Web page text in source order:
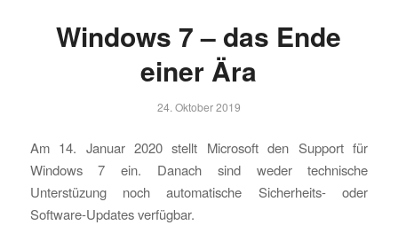
Windows 7 – das Ende
einer Ära
24. Oktober 2019
Am 14. Januar 2020 stellt Microsoft den Support für
Windows 7 ein. Danach sind weder technische
Unterstüzung noch automatische Sicherheits- oder
Software-Updates verfügbar.